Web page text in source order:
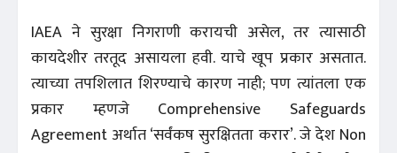
IAEA ने सुरक्षा निगराणी करायची असेल, तर त्यासाठी
कायदेशीर तरतूद असायला हवी. याचे खूप प्रकार असतात.
त्याच्या तपशिलात शिरण्याचे कारण नाही; पण त्यांतला एक
प्रकार म्हणजे Comprehensive Safeguards
Agreement अर्थात ‘सर्वंकष सुरक्षितता करार’. जे देश Non